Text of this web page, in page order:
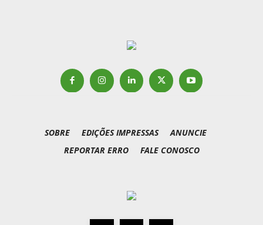
SOBRE EDIÇÕES IMPRESSAS
ANUNCIE
REPORTAR ERRO
FALE CONOSCO